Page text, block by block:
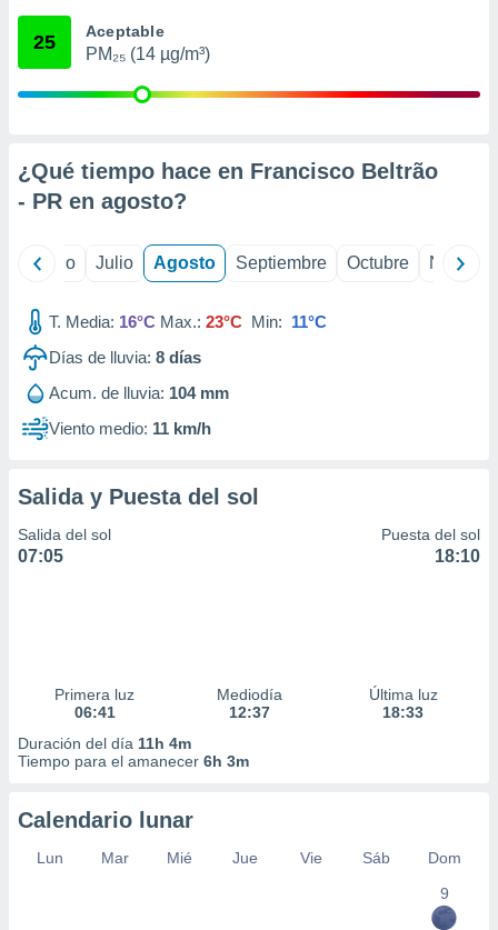
mediante
publicidad
1199
25 Aceptable
PM₂₅ (14 µg/m³)
¿Qué tiempo hace en Francisco Beltrão
- PR en agosto?
Junio Julio Agosto Septiembre Octubre
T. Media: 16°C Max.: 23°C Min: 11°C
Días de lluvia: 8 días
Acum. de lluvia: 104 mm
Viento medio: 11 km/h
Salida y Puesta del sol
Salida del sol
07:05
Puesta del sol
18:10
Primera luz
06:41
Mediodía
12:37
Última luz
18:33
Duración del día 11h 4m
Tiempo para el amanecer 6h 3m
Calendario lunar
Lun Mar Mié Jue Vie Sáb
Dom
9